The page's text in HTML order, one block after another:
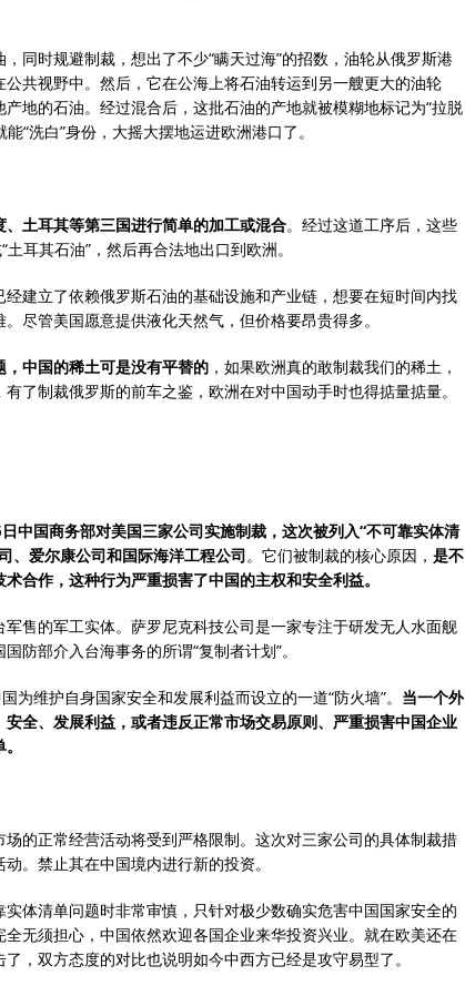
同时规避制裁，想出了不少“瞒天过海”的招数，油轮从俄罗斯港
共视野中。然后，它在公海上将石油转运到另一艘更大的油轮
地的石油。经过混合后，这批石油的产地就被模糊地标记为“拉脱
“洗白”身份，大摇大摆地运进欧洲港口了。
土耳其等第三国进行简单的加工或混合。经过这道工序后，这些
耳其石油”，然后再合法地出口到欧洲。
建立了依赖俄罗斯石油的基础设施和产业链，想要在短时间内找
尽管美国愿意提供液化天然气，但价格要昂贵得多。
中国的稀土可是没有平替的 ，如果欧洲真的敢制裁我们的稀土，
了制裁俄罗斯的前车之鉴，欧洲在对中国动手时也得掂量掂量。
中国商务部对美国三家公司实施制裁，这次被列入“不可靠实体清
、爱尔康公司和国际海洋工程公司。它们被制裁的核心原因， 是不
合作，这种行为严重损害了中国的主权和安全利益。
售的军工实体。萨罗尼克科技公司是一家专注于研发无人水面舰
防部介入台海事务的所谓“复制者计划”。
为维护自身国家安全和发展利益而设立的一道“防火墙”。 当一个外
全、发展利益，或者违反正常市场交易原则、严重损害中国企业
的正常经营活动将受到严格限制。这次对三家公司的具体制裁措
。禁止其在中国境内进行新的投资。
体清单问题时非常审慎，只针对极少数确实危害中国国家安全的
无须担心，中国依然欢迎各国企业来华投资兴业。就在欧美还在
，双方态度的对比也说明如今中西方已经是攻守易型了。